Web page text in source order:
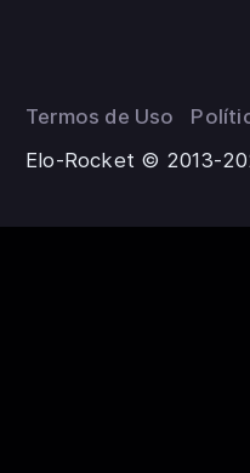
Termos de Uso
Elo-Rocket © 2013-